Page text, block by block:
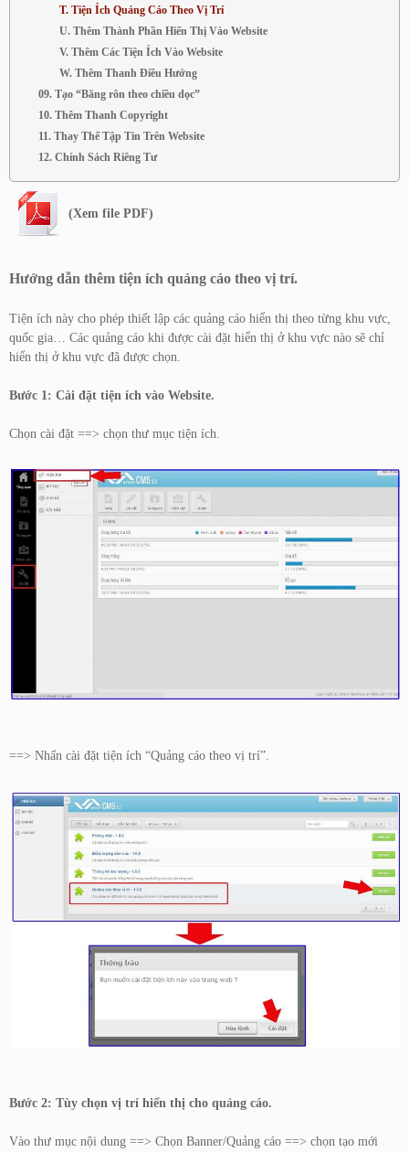
T. Tiện Ích Quảng Cáo Theo Vị Trí
U. Thêm Thành Phần Hiển Thị Vào Website
V. Thêm Các Tiện Ích Vào Website
W. Thêm Thanh Điều Hướng
09. Tạo “Băng rôn theo chiều dọc”
10. Thêm Thanh Copyright
11. Thay Thế Tập Tin Trên Website
12. Chính Sách Riêng Tư
(Xem file PDF)
Hướng dẫn thêm tiện ích quảng cáo theo vị trí.
Tiện ích này cho phép thiết lập các quảng cáo hiển thị theo từng khu vực,
quốc gia… Các quảng cáo khi được cài đặt hiển thị ở khu vực nào sẽ chỉ
hiển thị ở khu vực đã được chọn.
Bước 1: Cài đặt tiện ích vào Website.
Chọn cài đặt ==> chọn thư mục tiện ích.
==> Nhấn cài đặt tiện ích “Quảng cáo theo vị trí”.
Bước 2: Tùy chọn vị trí hiển thị cho quảng cáo.
Vào thư mục nội dung ==> Chọn Banner/Quảng cáo ==> chọn tạo mới